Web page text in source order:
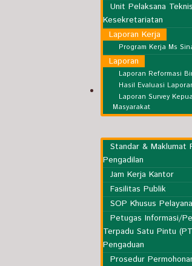
Unit Pelaksana Teknis
Kesekretariatan
Laporan Kerja
Program Kerja Ms
Laporan
Laporan Reformasi
Hasil Evaluasi
Laporan Survey
Masyarakat
Layanan Publik
Standar & Maklumat
Pengadilan
Jam Kerja Kantor
Fasilitas Publik
SOP Khusus
Petugas Informasi/
Terpadu Satu Pintu
Pengaduan
Prosedur